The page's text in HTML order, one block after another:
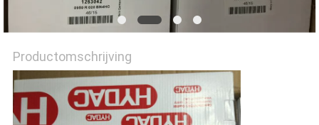
Productomschrijving